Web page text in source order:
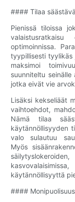
#### Tilaa
Pienissä tiloissa
optimoinnissa.
tyypillisesti tyylikäs
maksimoi
suunniteltu
jotka eivät vie
Lisäksi kekseliäät
vaihtoehdot,
Nämä tilaa
käytännöllisyyden
valo sulautuu
Myös
käytännöllisyyttä
#### Monipuolisuus